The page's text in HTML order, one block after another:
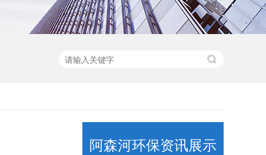
阿森河环保资讯展示
水质监测浮标（ASH-600）
卧式计量泵(1)